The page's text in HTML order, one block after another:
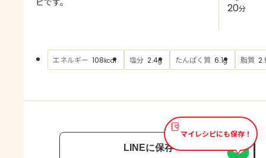
AJINOMOTO PARK とは
20分
エネルギー 108kcal 塩分 2.4g たんぱく質 6.1g 脂質
マイレシピにも保存！
LINEに保存